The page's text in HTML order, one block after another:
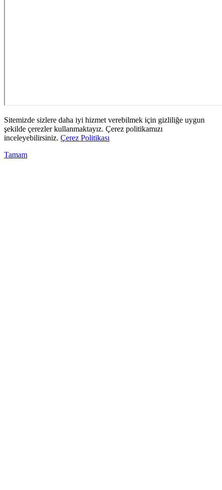
Sitemizde sizlere daha iyi hizmet verebilmek için gizliliğe uygun
şekilde çerezler kullanmaktayız. Çerez politikamızı
inceleyebilirsiniz. Çerez Politikası
Tamam